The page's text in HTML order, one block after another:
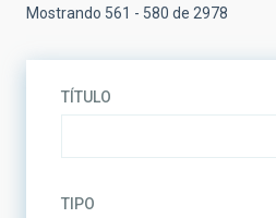
Mostrando 561 - 580 de 2978
TÍTULO
TIPO